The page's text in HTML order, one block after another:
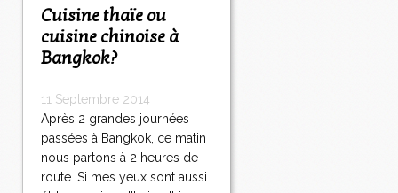
Cuisine thaïe ou
cuisine chinoise à
Bangkok?
11 Septembre 2014
Après 2 grandes journées
passées à Bangkok, ce matin
nous partons à 2 heures de
route. Si mes yeux sont aussi
lexpress.fr/Styles
articles récents